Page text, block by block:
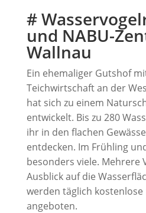
#
und NABU-
Wallnau
Ein ehemaliger Gutshof
Teichwirtschaft an der
hat sich zu einem
entwickelt. Bis zu 280
ihr in den flachen
entdecken. Im Frühling
besonders viele. Mehrere
Ausblick auf die
werden täglich kostenlose
angeboten.